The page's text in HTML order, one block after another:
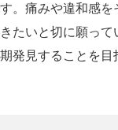
。痛みや違和感
たいと切に願っ
発見することを